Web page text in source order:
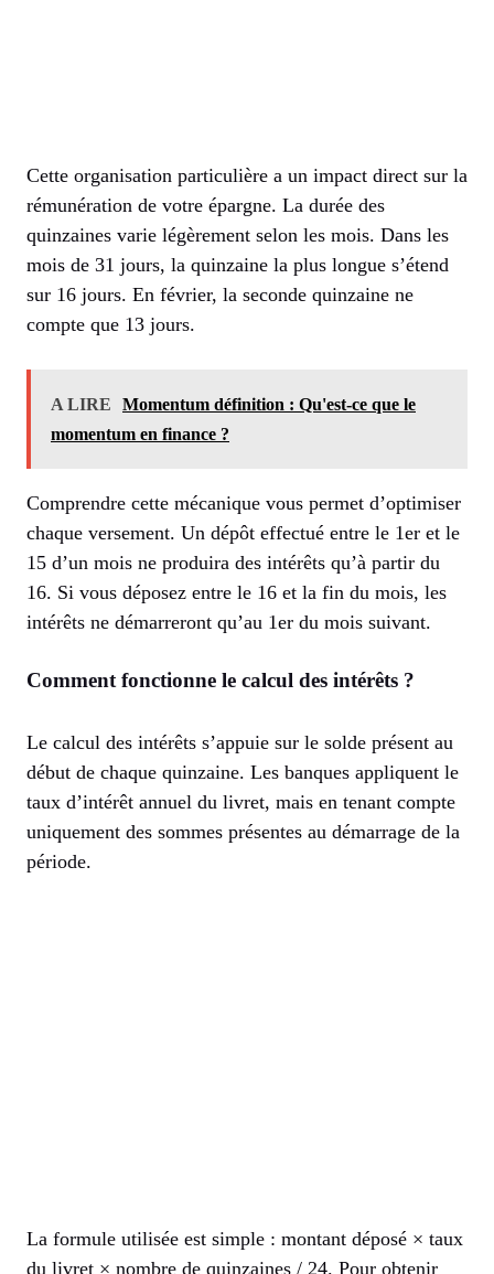
Cette organisation particulière a un impact direct sur la
rémunération de votre épargne. La durée des
quinzaines varie légèrement selon les mois. Dans les
mois de 31 jours, la quinzaine la plus longue s’étend
sur 16 jours. En février, la seconde quinzaine ne
compte que 13 jours.
A LIRE
Momentum définition : Qu'est-ce que le
momentum en finance ?
Comprendre cette mécanique vous permet d’optimiser
chaque versement. Un dépôt effectué entre le 1er et le
15 d’un mois ne produira des intérêts qu’à partir du
16. Si vous déposez entre le 16 et la fin du mois, les
intérêts ne démarreront qu’au 1er du mois suivant.
Comment fonctionne le calcul des intérêts ?
Le calcul des intérêts s’appuie sur le solde présent au
début de chaque quinzaine. Les banques appliquent le
taux d’intérêt annuel du livret, mais en tenant compte
uniquement des sommes présentes au démarrage de la
période.
La formule utilisée est simple : montant déposé × taux
du livret × nombre de quinzaines / 24. Pour obtenir